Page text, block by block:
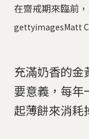
在齋戒期來臨前
gettyimagesMatt
充滿奶香的金
要意義，每年
起薄餅來消耗